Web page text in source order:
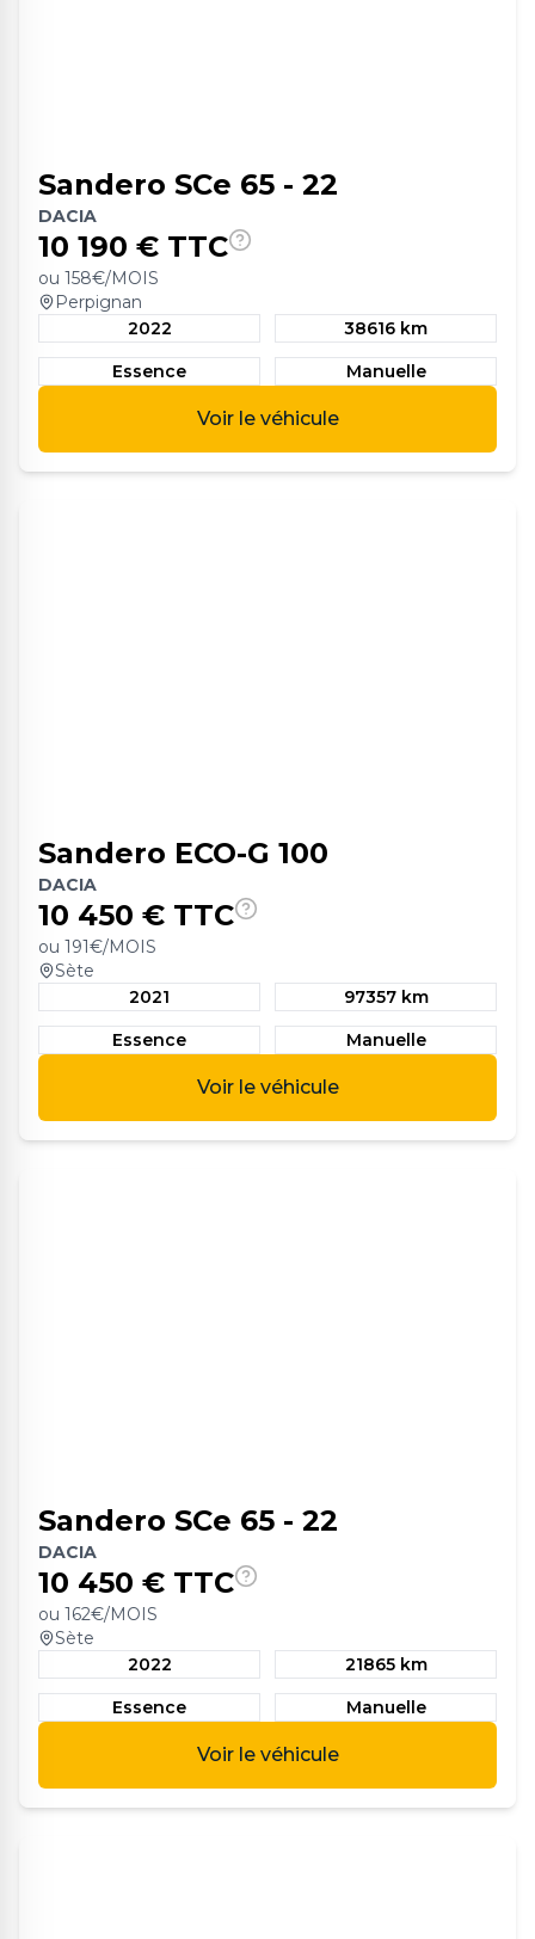
Sandero SCe 65 - 22
DACIA
10 190 € TTC
ou 158€/MOIS
Perpignan
2022
38616 km
Essence
Manuelle
Voir le véhicule
Sandero ECO-G 100
DACIA
10 450 € TTC
ou 191€/MOIS
Sète
2021
97357 km
Essence
Manuelle
Voir le véhicule
Sandero SCe 65 - 22
DACIA
10 450 € TTC
ou 162€/MOIS
Sète
2022
21865 km
Essence
Manuelle
Voir le véhicule